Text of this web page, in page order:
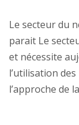
Le secteur du
parait Le
et nécessite
l’utilisation
l’approche de